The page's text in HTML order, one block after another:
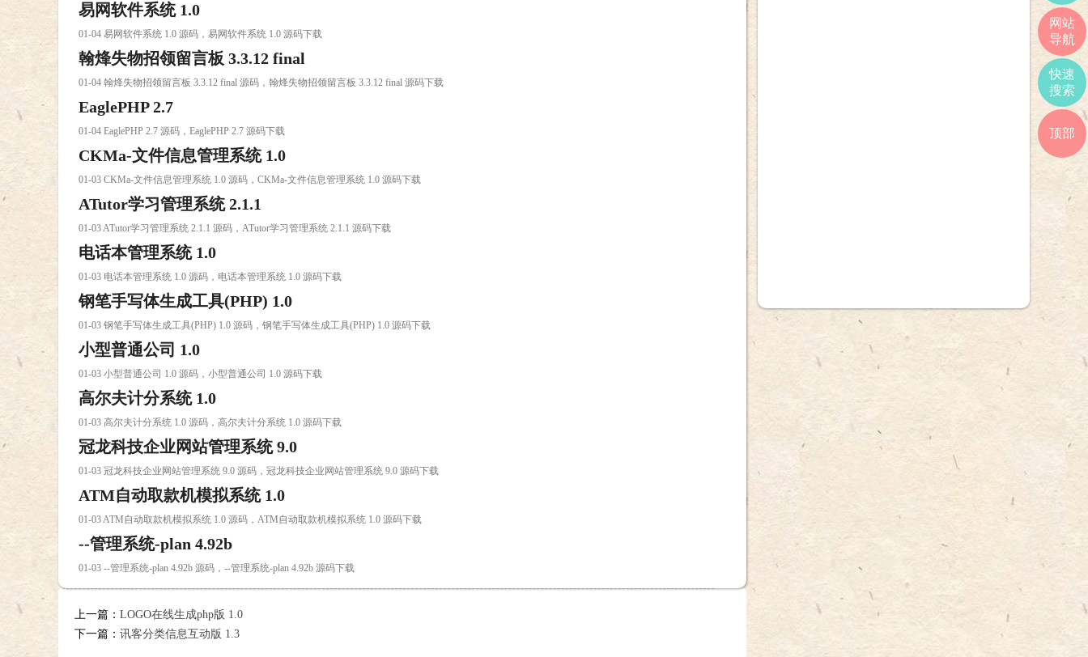
易网软件系统 1.0
01-04 易网软件系统 1.0 源码，易网软件系统 1.0 源码下载
翰烽失物招领留言板 3.3.12 final
01-04 翰烽失物招领留言板 3.3.12 final 源码，翰烽失物招领留言板 3.3.12 final 源码下载
EaglePHP 2.7
01-04 EaglePHP 2.7 源码，EaglePHP 2.7 源码下载
CKMa-文件信息管理系统 1.0
01-03 CKMa-文件信息管理系统 1.0 源码，CKMa-文件信息管理系统 1.0 源码下载
ATutor学习管理系统 2.1.1
01-03 ATutor学习管理系统 2.1.1 源码，ATutor学习管理系统 2.1.1 源码下载
电话本管理系统 1.0
01-03 电话本管理系统 1.0 源码，电话本管理系统 1.0 源码下载
钢笔手写体生成工具(PHP) 1.0
01-03 钢笔手写体生成工具(PHP) 1.0 源码，钢笔手写体生成工具(PHP) 1.0 源码下载
小型普通公司 1.0
01-03 小型普通公司 1.0 源码，小型普通公司 1.0 源码下载
高尔夫计分系统 1.0
01-03 高尔夫计分系统 1.0 源码，高尔夫计分系统 1.0 源码下载
冠龙科技企业网站管理系统 9.0
01-03 冠龙科技企业网站管理系统 9.0 源码，冠龙科技企业网站管理系统 9.0 源码下载
ATM自动取款机模拟系统 1.0
01-03 ATM自动取款机模拟系统 1.0 源码，ATM自动取款机模拟系统 1.0 源码下载
--管理系统-plan 4.92b
01-03 --管理系统-plan 4.92b 源码，--管理系统-plan 4.92b 源码下载
上一篇： LOGO在线生成php版 1.0
下一篇： 讯客分类信息互动版 1.3
网站
导航
快速
搜索
顶部